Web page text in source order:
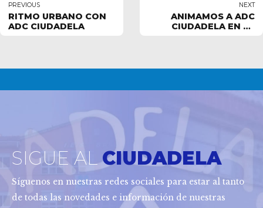
PREVIOUS
RITMO URBANO CON
ADC CIUDADELA
NEXT
ANIMAMOS A ADC
CIUDADELA EN LA
SIGUE ALCIUDADELA
Síguenos en nuestras redes sociales para estar al tanto
de todas las novedades e información de nuestras